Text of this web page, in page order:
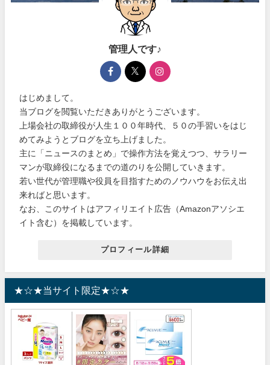
管理人です♪
はじめまして。
当ブログを閲覧いただきありがとうございます。
上場会社の取締役が人生１００年時代、５０の手習いをはじ
めてみようとブログを立ち上げました。
主に「ニュースのまとめ」で操作方法を覚えつつ、サラリー
マンが取締役になるまでの道のりを公開していきます。
若い世代が管理職や役員を目指すためのノウハウをお伝え出
来ればと思います。
なお、このサイトはアフィリエイト広告（Amazonアソシエ
イト含む）を掲載しています。
プロフィール詳細
★☆★当サイト限定★☆★